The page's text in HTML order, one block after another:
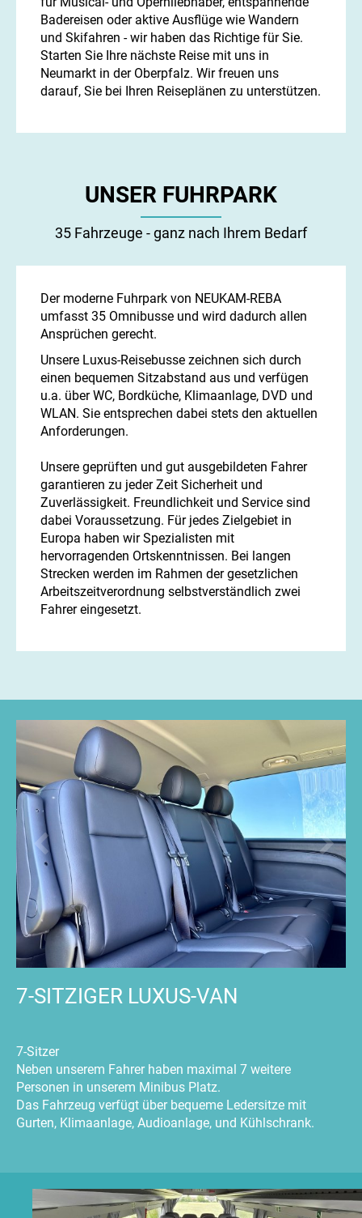
Badereisen oder aktive Ausflüge wie Wandern
und Skifahren - wir haben das Richtige für Sie.
Starten Sie Ihre nächste Reise mit uns in
Neumarkt in der Oberpfalz. Wir freuen uns
darauf, Sie bei Ihren Reiseplänen zu unterstützen.
UNSER FUHRPARK
35 Fahrzeuge - ganz nach Ihrem Bedarf
Der moderne Fuhrpark von NEUKAM-REBA
umfasst 35 Omnibusse und wird dadurch allen
Ansprüchen gerecht.
Unsere Luxus-Reisebusse zeichnen sich durch
einen bequemen Sitzabstand aus und verfügen
u.a. über WC, Bordküche, Klimaanlage, DVD und
WLAN. Sie entsprechen dabei stets den aktuellen
Anforderungen.
Unsere geprüften und gut ausgebildeten Fahrer
garantieren zu jeder Zeit Sicherheit und
Zuverlässigkeit. Freundlichkeit und Service sind
dabei Voraussetzung. Für jedes Zielgebiet in
Europa haben wir Spezialisten mit
hervorragenden Ortskenntnissen. Bei langen
Strecken werden im Rahmen der gesetzlichen
Arbeitszeitverordnung selbstverständlich zwei
Fahrer eingesetzt.
7-SITZIGER LUXUS-VAN
7-Sitzer
Neben unserem Fahrer haben maximal 7 weitere
Personen in unserem Minibus Platz.
Das Fahrzeug verfügt über bequeme Ledersitze mit
Gurten, Klimaanlage, Audioanlage, und Kühlschrank.